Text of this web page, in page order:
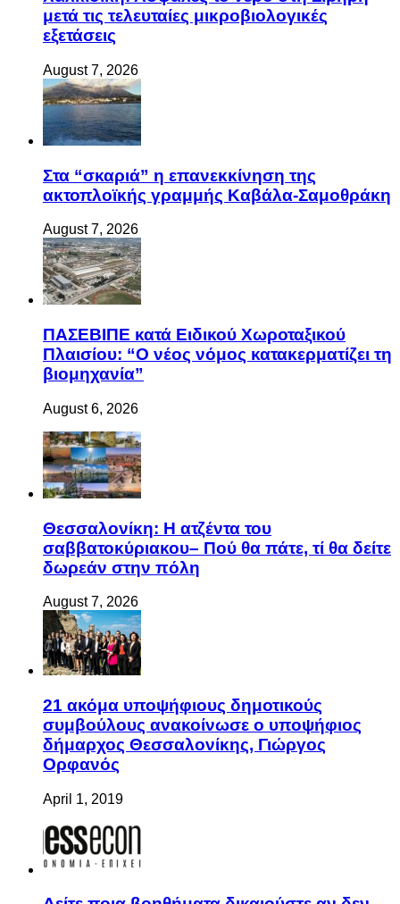
μετά τις τελευταίες μικροβιολογικές
εξετάσεις
August 7, 2026
Στα “σκαριά” η επανεκκίνηση της
ακτοπλοϊκής γραμμής Καβάλα-Σαμοθράκη
August 7, 2026
ΠΑΣΕΒΙΠΕ κατά Ειδικού Χωροταξικού
Πλαισίου: “Ο νέος νόμος κατακερματίζει τη
βιομηχανία”
August 6, 2026
Θεσσαλονίκη: Η ατζέντα του
σαββατοκύριακου– Πού θα πάτε, τί θα δείτε
δωρεάν στην πόλη
August 7, 2026
21 ακόμα υποψήφιους δημοτικούς
συμβούλους ανακοίνωσε ο υποψήφιος
δήμαρχος Θεσσαλονίκης, Γιώργος
Ορφανός
April 1, 2019